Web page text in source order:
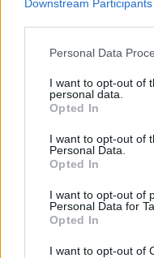
Downstream Participants
Please note that this
not limited to your visit
grant or deny consent
use your data for below
consent section.
Personal Data
I want to opt-out of
personal data.
Opted In
I want to opt-out of
Personal Data.
Opted In
I want to opt-out of
Personal Data for
Opted In
I want to opt-out of
Meteo
protagonisti
Test tunnel
Aggius
amate